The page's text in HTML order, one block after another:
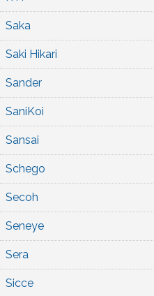
Saka
Saki Hikari
Sander
SaniKoi
Sansai
Schego
Secoh
Seneye
Sera
Sicce